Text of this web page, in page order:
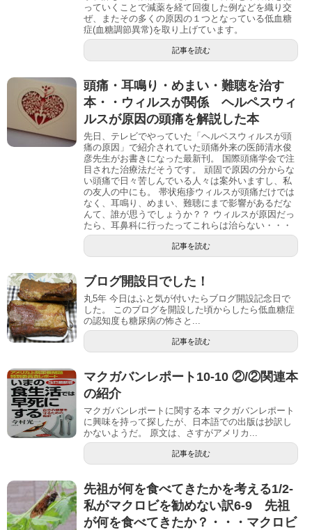
っていくことで減薬を経て回復した例などを織り交
ぜ、またその多くの原因の１つとなっている低血糖
症(血糖調節異常)を取り上げています。
記事を読む
頭痛・耳鳴り・めまい・難聴を治す
本・・ウィルスが関係 ヘルペスウィ
ルスが原因の頭痛を解説した本
先日、テレビでやっていた「ヘルペスウィルスが頭
痛の原因」で紹介されていた頭痛外来の医師清水俊
彦先生がお書きになった最新刊。 国際頭痛学会で注
目された治療法だそうです。 頑固で原因の分からな
い頭痛で日々苦しんでいる人々は案外いますし、私
の友人の中にも。 帯状疱疹ウィルスが頭痛だけでは
なく、耳鳴り、めまい、難聴にまで影響があるだな
んて、誰が思うでしょうか？？ ウィルスが原因だっ
たら、耳鼻科に行ったってこれらは治らない・・・
記事を読む
ブログ開設日でした！
丸5年 今日はふと気が付いたらブログ開設記念日で
した。 このブログを開設した頃からしたら低血糖症
の認知度も糖尿病の怖さと...
記事を読む
マクガバンレポート10-10 ②/②関連本
の紹介
マクガバンレポートに関する本 マクガバンレポート
に興味を持って探したが、日本語での出版は抄訳し
かないようだ。 原文は、さすがアメリカ...
記事を読む
先祖が何を食べてきたかを考える1/2-
私がマクロビを勧めない訳6-9 先祖
が何を食べてきたか？・・・マクロビ